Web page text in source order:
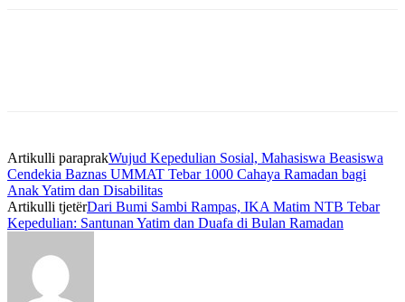
Artikulli paraprakWujud Kepedulian Sosial, Mahasiswa Beasiswa
Cendekia Baznas UMMAT Tebar 1000 Cahaya Ramadan bagi
Anak Yatim dan Disabilitas
Artikulli tjetërDari Bumi Sambi Rampas, IKA Matim NTB Tebar
Kepedulian: Santunan Yatim dan Duafa di Bulan Ramadan